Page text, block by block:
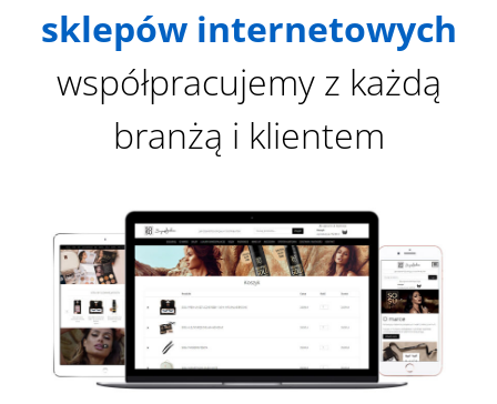
sklepów internetowych
współpracujemy z każdą
branżą i klientem